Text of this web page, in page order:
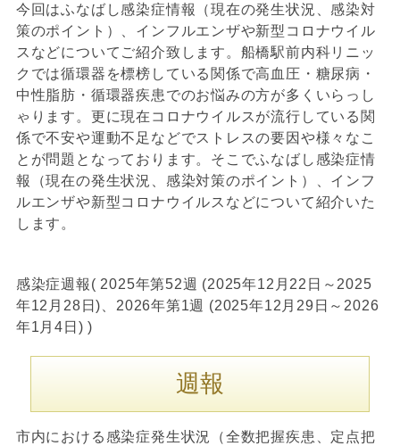
今回はふなばし感染症情報（現在の発生状況、感染対
策のポイント）、インフルエンザや新型コロナウイル
スなどについてご紹介致します。船橋駅前内科リニッ
クでは循環器を標榜している関係で高血圧・糖尿病・
中性脂肪・循環器疾患でのお悩みの方が多くいらっし
ゃります。更に現在コロナウイルスが流行している関
係で不安や運動不足などでストレスの要因や様々なこ
とが問題となっております。そこでふなばし感染症情
報（現在の発生状況、感染対策のポイント）、インフ
ルエンザや新型コロナウイルスなどについて紹介いた
します。
感染症週報( 2025年第52週 (2025年12月22日～2025
年12月28日)、2026年第1週 (2025年12月29日～2026
年1月4日) )
週報
市内における感染症発生状況（全数把握疾患、定点把